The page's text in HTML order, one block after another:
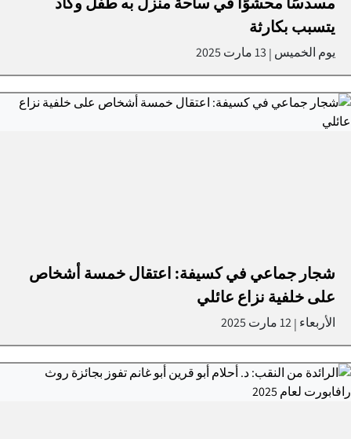
يتسبب بكارثة
يوم الخميس | 13 مارت 2025
شجار جماعي في كسيفة: اعتقال خمسة أشخاص
على خلفية نزاع عائلي
الأربعاء |12 مارت 2025